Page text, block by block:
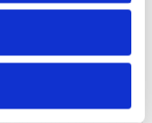
about us is
lgium.be/en.
verify on the web